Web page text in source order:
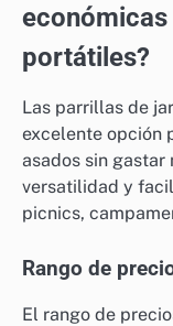
portátiles?
Las parrillas de
excelente opción
asados sin
versatilidad y
picnics,
Rango de
El rango de